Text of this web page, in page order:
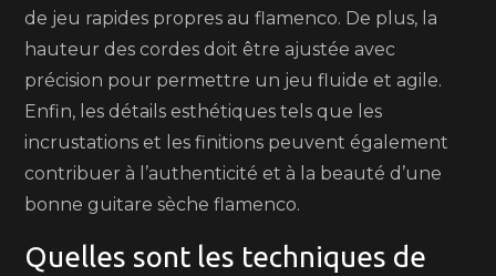
de jeu rapides propres au flamenco. De plus, la
hauteur des cordes doit être ajustée avec
précision pour permettre un jeu fluide et agile.
Enfin, les détails esthétiques tels que les
incrustations et les finitions peuvent également
contribuer à l’authenticité et à la beauté d’une
bonne guitare sèche flamenco.
Quelles sont les techniques de